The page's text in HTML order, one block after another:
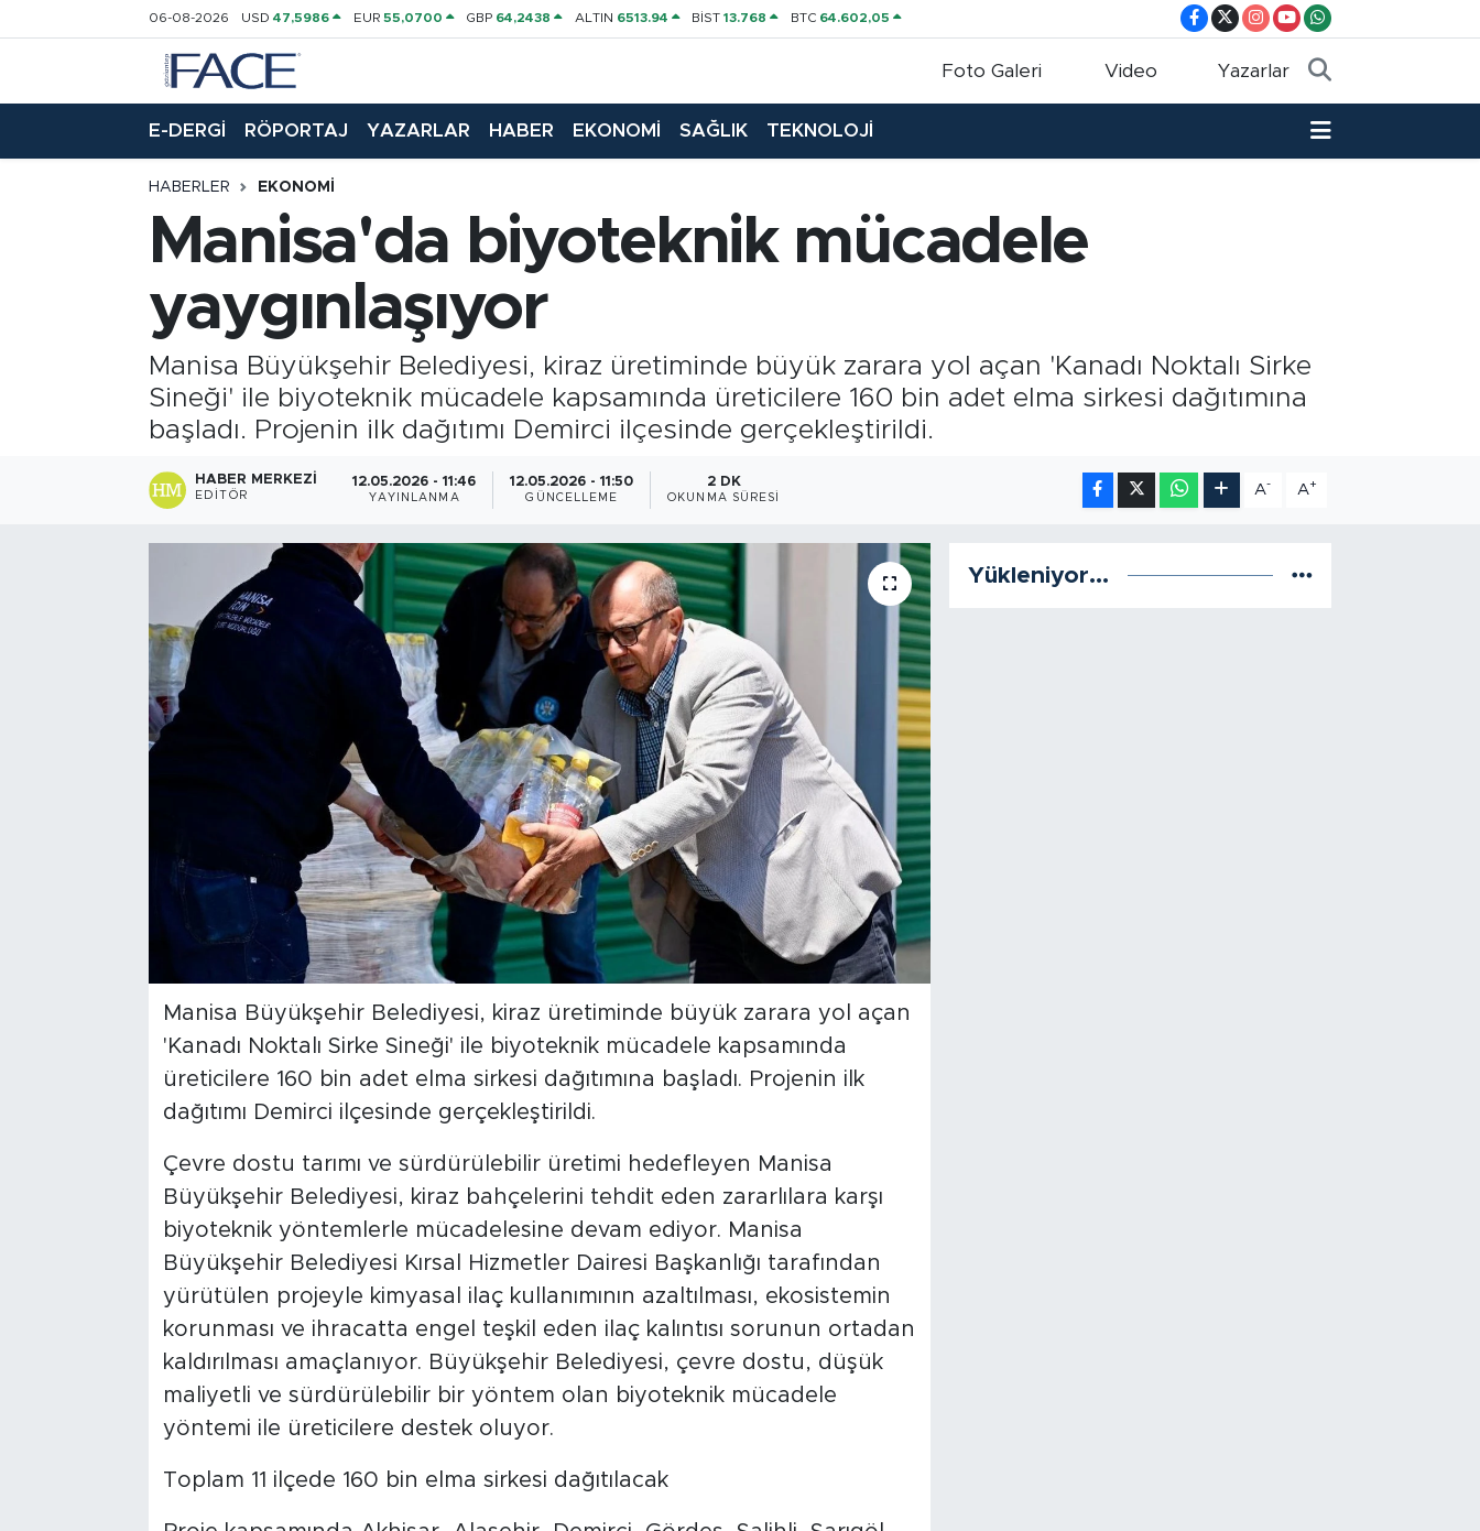
06-08-2026 USD47,5986 EUR 55,0700 GBP 64,2438 ALTIN 6513.94 BİST13.768 BTC 64.602,05
Foto Galeri Video Yazarlar
E-DERGİ RÖPORTAJ YAZARLAR HABER EKONOMİ SAĞLIK TEKNOLOJİ
HABERLER EKONOMI
Manisa'da biyoteknik mücadele
yaygınlaşıyor
Manisa Büyükşehir Belediyesi, kiraz üretiminde büyük zarara yol açan 'Kanadı Noktalı Sirke
Sineği' ile biyoteknik mücadele kapsamında üreticilere 160 bin adet elma sirkesi dağıtımına
başladı. Projenin ilk dağıtımı Demirci ilçesinde gerçekleştirildi.
HABER MERKEZI
EDITÖR
12.05.2026 - 11:46
YAYINLANMA
12.05.2026 - 11:50
GÜNCELLEME
2 DK
OKUNMA SÜRESI
A- A+
Manisa Büyükşehir Belediyesi, kiraz üretiminde büyük zarara yol açan
'Kanadı Noktalı Sirke Sineği' ile biyoteknik mücadele kapsamında
üreticilere 160 bin adet elma sirkesi dağıtımına başladı. Projenin ilk
dağıtımı Demirci ilçesinde gerçekleştirildi.
Çevre dostu tarımı ve sürdürülebilir üretimi hedefleyen Manisa
Büyükşehir Belediyesi, kiraz bahçelerini tehdit eden zararlılara karşı
biyoteknik yöntemlerle mücadelesine devam ediyor. Manisa
Büyükşehir Belediyesi Kırsal Hizmetler Dairesi Başkanlığı tarafından
yürütülen projeyle kimyasal ilaç kullanımının azaltılması, ekosistemin
korunması ve ihracatta engel teşkil eden ilaç kalıntısı sorunun ortadan
kaldırılması amaçlanıyor. Büyükşehir Belediyesi, çevre dostu, düşük
maliyetli ve sürdürülebilir bir yöntem olan biyoteknik mücadele
yöntemi ile üreticilere destek oluyor.
Toplam 11 ilçede 160 bin elma sirkesi dağıtılacak
Yükleniyor...
Nöbetçi Eczaneler
Hava Durumu
Trafik Durumu
Süper Lig Puan Durumu ve Fikstür
Tüm Manşetler
Son Dakika Haberleri
Haber Arşivi